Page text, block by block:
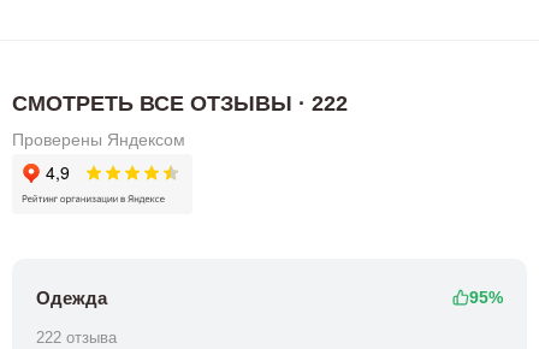
СМОТРЕТЬ ВСЕ ОТЗЫВЫ · 222
Проверены Яндексом
Одежда 95%
222 отзыва